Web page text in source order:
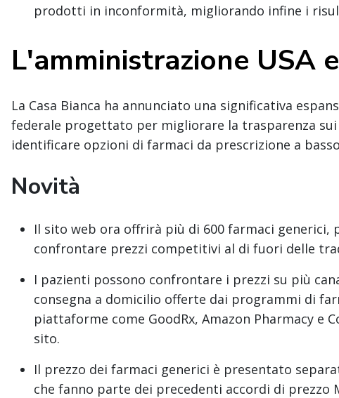
prodotti in inconformità, migliorando infine i
L'amministrazione USA
La Casa Bianca ha annunciato una significativa
federale progettato per migliorare la trasparenza
identificare opzioni di farmaci da prescrizione a
Novità
Il sito web ora offrirà più di 600 farmaci
confrontare prezzi competitivi al di fuori delle
I pazienti possono confrontare i prezzi su più
consegna a domicilio offerte dai programmi di
piattaforme come GoodRx, Amazon Pharmacy e
sito.
Il prezzo dei farmaci generici è presentato
che fanno parte dei precedenti accordi di prezzo